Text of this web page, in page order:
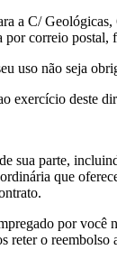
a C/
por correio postal,
uso não seja
exercício deste
sua parte,
que
por
o